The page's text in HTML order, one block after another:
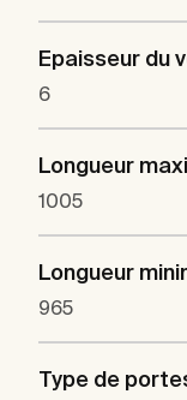
Epaisseur du
6
Longueur
1005
Longueur
965
Type de